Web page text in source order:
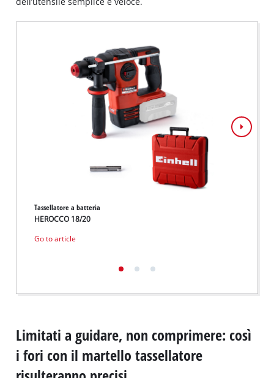
Tassellatore a batteria
HEROCCO 18/20
Go to article
Limitati a guidare, non comprimere: così
i fori con il martello tassellatore